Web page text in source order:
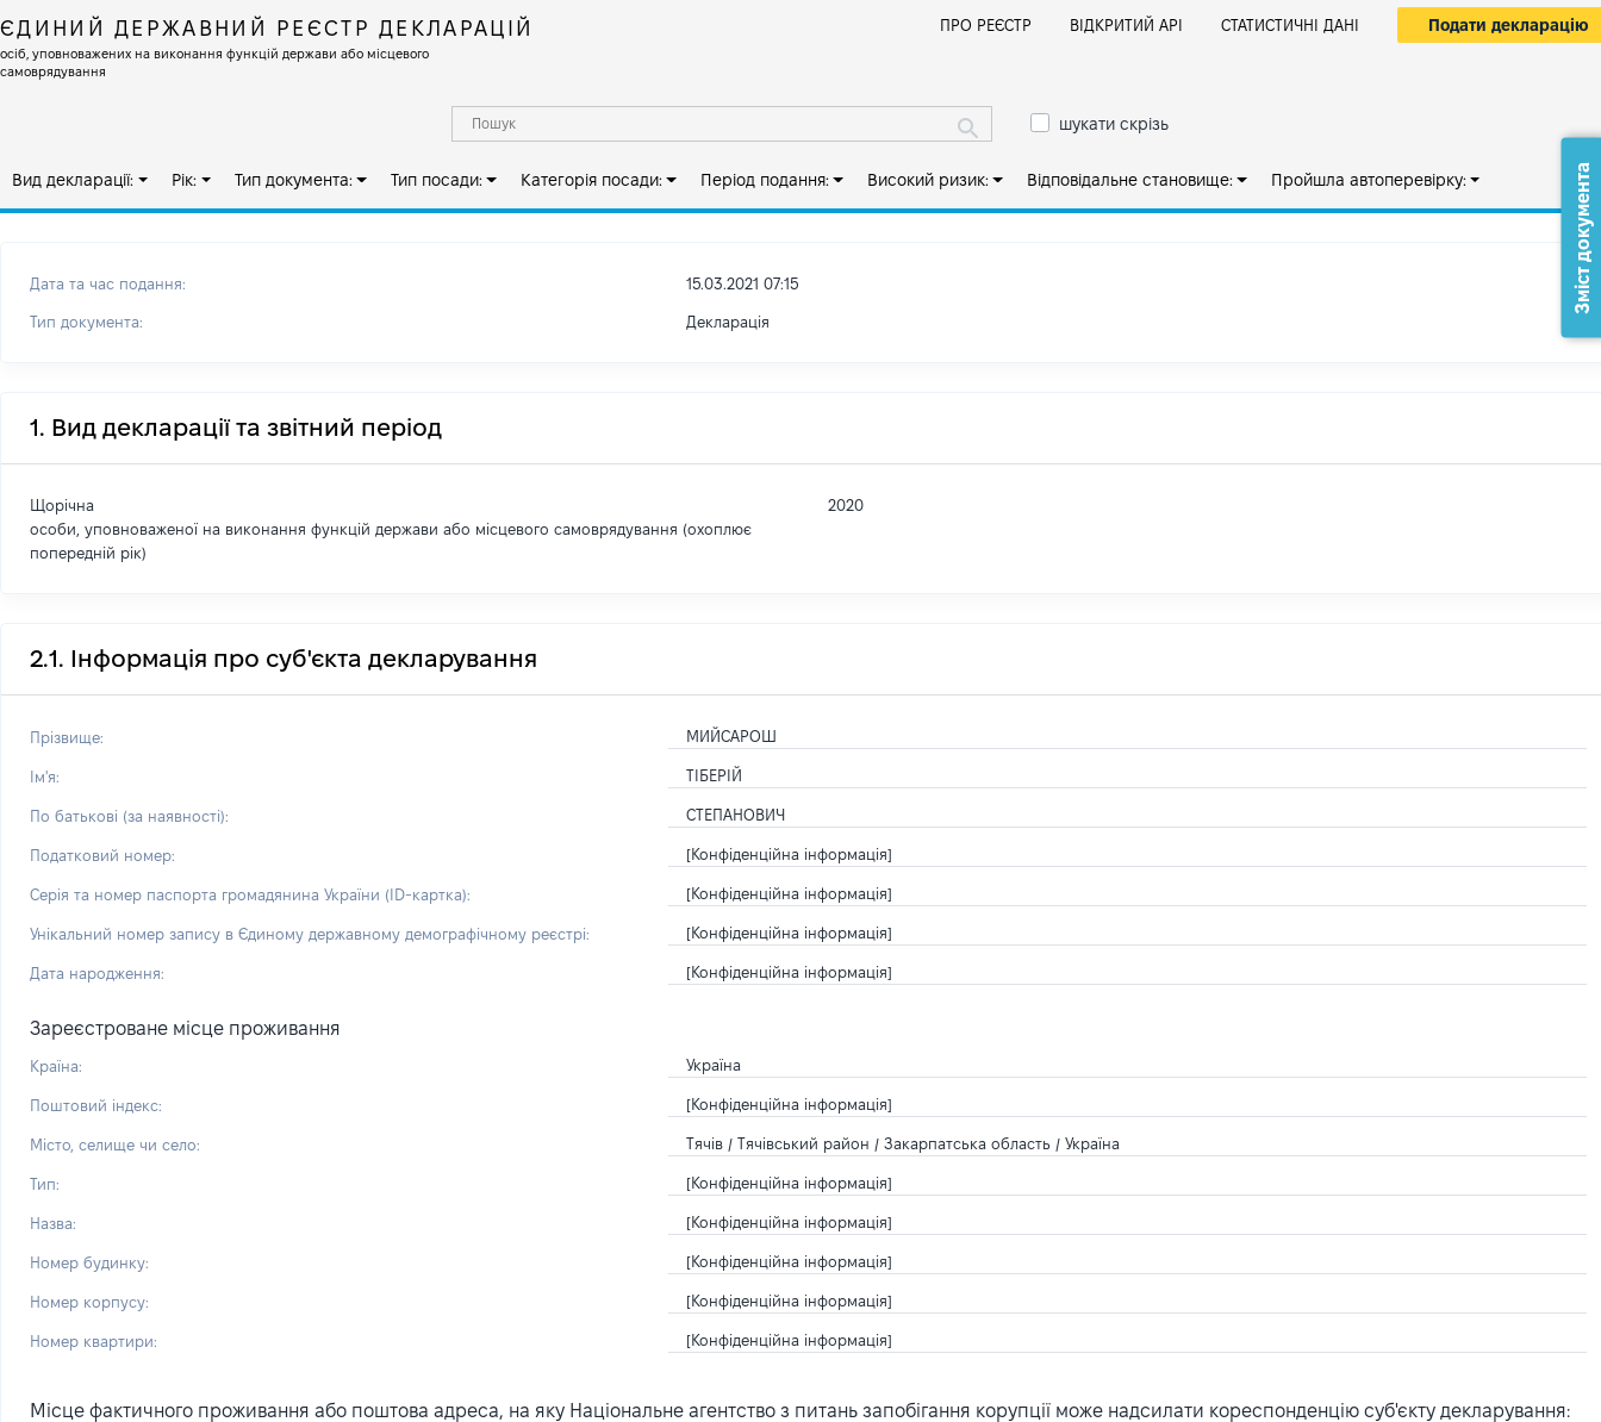
ЄДИНИЙ ДЕРЖАВНИЙ РЕЄСТР ДЕКЛАРАЦІЙ
осіб, уповноважених на виконання функцій держави або місцевого
самоврядування
ПРО РЕЄСТР ВІДКРИТИЙ АРІ СТАТИСТИЧНІ ДАНІ Подати декларацію
шукати скрізь
Вид декларації: Рік: Тип документа: Тип посади: Категорія посади: Період подання: Високий ризик: Відповідальне становище: Пройшла автоперевірку:
Дата та час подання: 15.03.2021 07:15
Тип документа: Декларація
1. Вид декларації та звітний період
Щорічна
особи, уповноваженої на виконання функцій держави або місцевого самоврядування (охоплює
попередній рік)
2020
2.1. Інформація про суб'єкта декларування
Прізвище: МИЙСАРОШ
Ім'я: ТІБЕРІЙ
По батькові (за наявності): СТЕПАНОВИЧ
Податковий номер: [Конфіденційна інформація]
Серія та номер паспорта громадянина України (ID-картка): [Конфіденційна інформація]
Унікальний номер запису в Єдиному державному демографічному реєстрі: [Конфіденційна інформація]
Дата народження: [Конфіденційна інформація]
Зареєстроване місце проживання
Країна: Україна
Поштовий індекс: [Конфіденційна інформація]
Місто, селище чи село: Тячів / Тячівський район / Закарпатська область / Україна
Тип: [Конфіденційна інформація]
Назва: [Конфіденційна інформація]
Номер будинку: [Конфіденційна інформація]
Номер корпусу: [Конфіденційна інформація]
Номер квартири: [Конфіденційна інформація]
Місце фактичного проживання або поштова адреса, на яку Національне агентство з питань запобігання корупції може надсилати кореспонденцію суб'єкту декларування:
Зміст документа